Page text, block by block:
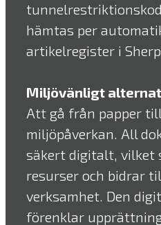
hämtas per
artikelregister i
Miljövänligt
Att gå från papper
miljöpåverkan. All
säkert digitalt, vilket
resurser och bidrar
verksamhet. Den
förenklar